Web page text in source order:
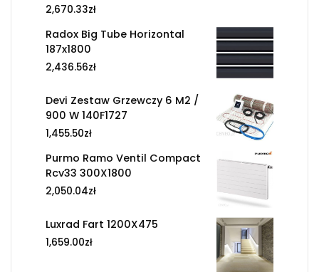
2,670.33zł
Radox Big Tube Horizontal
187x1800
2,436.56zł
Devi Zestaw Grzewczy 6 M2 /
900 W 140F1727
1,455.50zł
Purmo Ramo Ventil Compact
Rcv33 300X1800
2,050.04zł
Luxrad Fart 1200X475
1,659.00zł